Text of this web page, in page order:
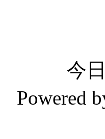
今
Powered